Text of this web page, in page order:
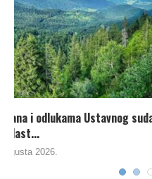
Potpisani Protokol o